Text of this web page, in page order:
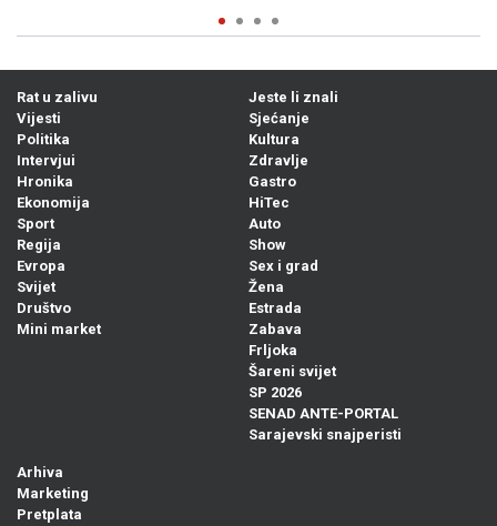
Rat u zalivu
Vijesti
Politika
Intervjui
Hronika
Ekonomija
Sport
Regija
Evropa
Svijet
Društvo
Mini market
Jeste li znali
Sjećanje
Kultura
Zdravlje
Gastro
HiTec
Auto
Show
Sex i grad
Žena
Estrada
Zabava
Frljoka
Šareni svijet
SP 2026
SENAD ANTE-PORTAL
Sarajevski snajperisti
Arhiva
Marketing
Pretplata